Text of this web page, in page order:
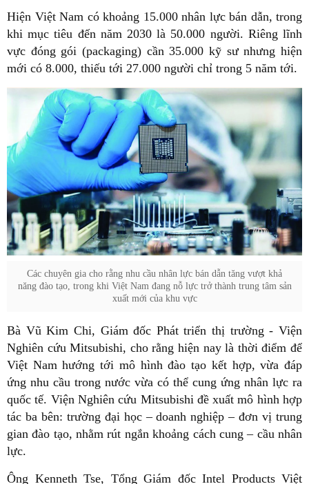
Hiện Việt Nam có khoảng 15.000 nhân lực bán dẫn, trong
khi mục tiêu đến năm 2030 là 50.000 người. Riêng lĩnh
vực đóng gói (packaging) cần 35.000 kỹ sư nhưng hiện
mới có 8.000, thiếu tới 27.000 người chỉ trong 5 năm tới.
Các chuyên gia cho rằng nhu cầu nhân lực bán dẫn tăng vượt khả
năng đào tạo, trong khi Việt Nam đang nỗ lực trở thành trung tâm sản
xuất mới của khu vực
Bà Vũ Kim Chi, Giám đốc Phát triển thị trường - Viện
Nghiên cứu Mitsubishi, cho rằng hiện nay là thời điểm để
Việt Nam hướng tới mô hình đào tạo kết hợp, vừa đáp
ứng nhu cầu trong nước vừa có thể cung ứng nhân lực ra
quốc tế. Viện Nghiên cứu Mitsubishi đề xuất mô hình hợp
tác ba bên: trường đại học – doanh nghiệp – đơn vị trung
gian đào tạo, nhằm rút ngắn khoảng cách cung – cầu nhân
lực.
Ông Kenneth Tse, Tổng Giám đốc Intel Products Việt